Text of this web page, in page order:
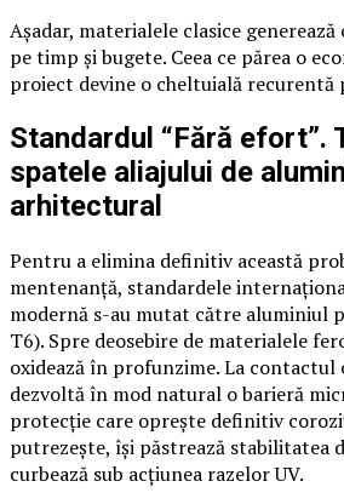
Așadar, materialele clasice
pe timp și bugete. Ceea ce părea o
proiect devine o cheltuială recurentă
Standardul “Fără efort”.
spatele aliajului de
arhitectural
Pentru a elimina definitiv această
mentenanță, standardele
modernă s-au mutat către aluminiul
T6). Spre deosebire de materialele
oxidează în profunzime. La contactul
dezvoltă în mod natural o barieră
protecție care oprește definitiv
putrezește, își păstrează stabilitatea
curbează sub acțiunea razelor UV.